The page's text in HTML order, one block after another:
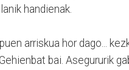
handienak.
arriskua hor dago...
bai. Asegururik